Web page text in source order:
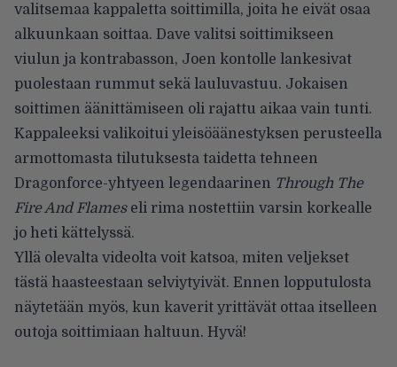
valitsemaa kappaletta soittimilla, joita he eivät osaa
alkuunkaan soittaa. Dave valitsi soittimikseen
viulun ja kontrabasson, Joen kontolle lankesivat
puolestaan rummut sekä lauluvastuu. Jokaisen
soittimen äänittämiseen oli rajattu aikaa vain tunti.
Kappaleeksi valikoitui yleisöäänestyksen perusteella
armottomasta tilutuksesta taidetta tehneen
Dragonforce-yhtyeen legendaarinen Through The
Fire And Flameseli rima nostettiin varsin korkealle
jo heti kättelyssä.
Yllä olevalta videolta voit katsoa, miten veljekset
tästä haasteestaan selviytyivät. Ennen lopputulosta
näytetään myös, kun kaverit yrittävät ottaa itselleen
outoja soittimiaan haltuun. Hyvä!